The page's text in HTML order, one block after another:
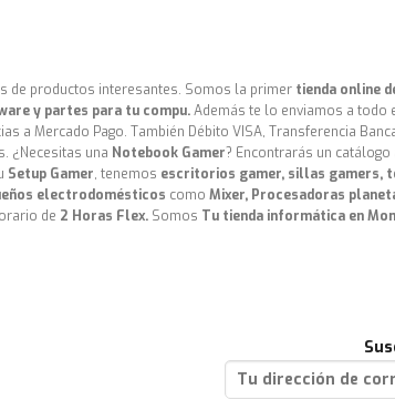
de productos interesantes. Somos la primer tienda online
y partes para tu compu.Además te lo enviamos a todo
a Mercado Pago. También Débito VISA, Transferencia
¿Necesitas una Notebook Gamer? Encontrarás un
Setup Gamer, tenemos escritorios gamer, sillas gamers,
electrodomésticos como Mixer, Procesadoras
de 2 Horas Flex. Somos Tu tienda informática en